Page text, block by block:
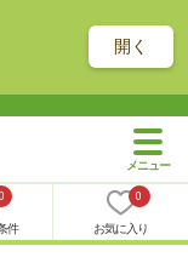
開く
0
件
0
お気に入り